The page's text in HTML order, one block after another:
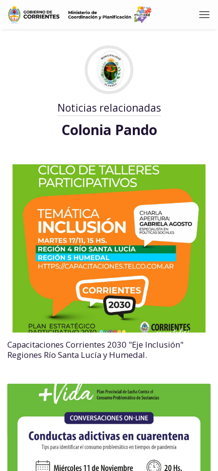
Noticias relacionadas
Colonia Pando
Capacitaciones Corrientes 2030 "Eje Inclusión"
Regiones Río Santa Lucía y Humedal.